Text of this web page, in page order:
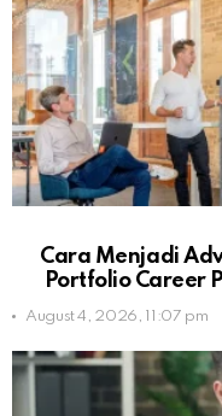
Cara Menjadi
Portfolio Career
August 4, 2026, 11:07 pm